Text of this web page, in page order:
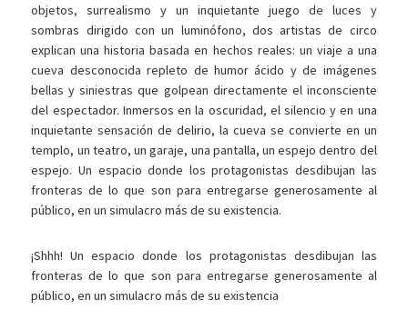
objetos, surrealismo y un inquietante juego de luces y
sombras dirigido con un luminófono, dos artistas de circo
explican una historia basada en hechos reales: un viaje a una
cueva desconocida repleto de humor ácido y de imágenes
bellas y siniestras que golpean directamente el inconsciente
del espectador. Inmersos en la oscuridad, el silencio y en una
inquietante sensación de delirio, la cueva se convierte en un
templo, un teatro, un garaje, una pantalla, un espejo dentro del
espejo. Un espacio donde los protagonistas desdibujan las
fronteras de lo que son para entregarse generosamente al
público, en un simulacro más de su existencia.
¡Shhh! Un espacio donde los protagonistas desdibujan las
fronteras de lo que son para entregarse generosamente al
público, en un simulacro más de su existencia